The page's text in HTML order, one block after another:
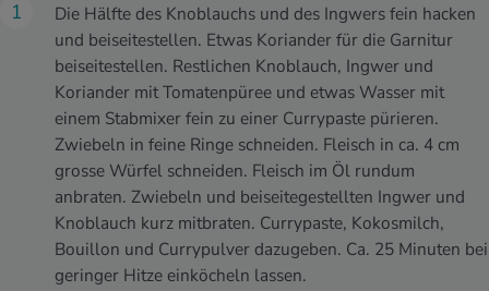
Die Hälfte des Knoblauchs und des Ingwers fein hacken
und beiseitestellen. Etwas Koriander für die Garnitur
beiseitestellen. Restlichen Knoblauch, Ingwer und
Koriander mit Tomatenpüree und etwas Wasser mit
einem Stabmixer fein zu einer Currypaste pürieren.
Zwiebeln in feine Ringe schneiden. Fleisch in ca. 4 cm
grosse Würfel schneiden. Fleisch im Öl rundum
anbraten. Zwiebeln und beiseitegestellten Ingwer und
Knoblauch kurz mitbraten. Currypaste, Kokosmilch,
Bouillon und Currypulver dazugeben. Ca. 25 Minuten bei
geringer Hitze einköcheln lassen.